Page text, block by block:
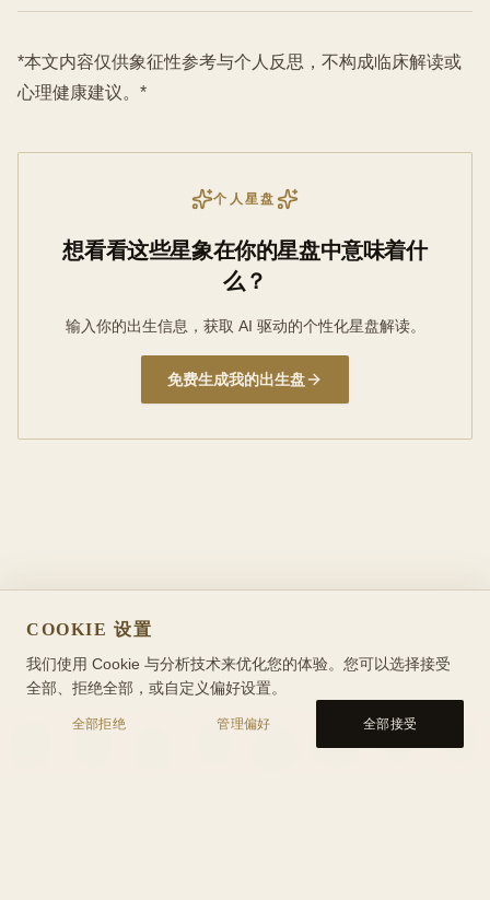
*本文内容仅供象征性参考与个人反思，不构成临床解读或
心理健康建议。*
个人星盘
想看看这些星象在你的星盘中意味着什
么？
输入你的出生信息，获取 AI 驱动的个性化星盘解读。
免费生成我的出生盘
COOKIE 设置
我们使用 Cookie 与分析技术来优化您的体验。您可以选择接受
全部、拒绝全部，或自定义偏好设置。
全部拒绝 管理偏好 全部接受